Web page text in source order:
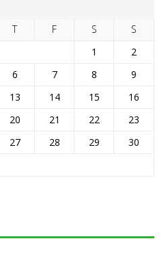
T F S
S
1
2
6 7 8
9
13 14 15
16
20 21 22
23
27 28 29
30